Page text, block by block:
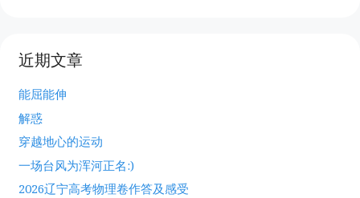
近期文章
能屈能伸
解惑
穿越地心的运动
一场台风为浑河正名:)
2026辽宁高考物理卷作答及感受